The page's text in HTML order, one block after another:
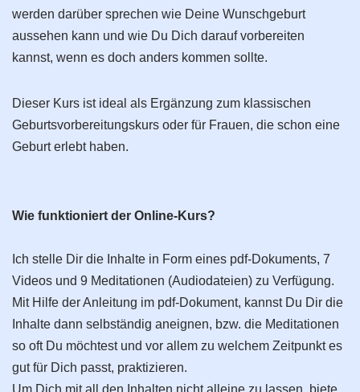
werden darüber sprechen wie Deine Wunschgeburt
aussehen kann und wie Du Dich darauf vorbereiten
kannst, wenn es doch anders kommen sollte.
Dieser Kurs ist ideal als Ergänzung zum klassischen
Geburts­vorbereitungs­kurs oder für Frauen, die schon eine
Geburt erlebt haben.
Wie funktioniert der Online-Kurs?
Ich stelle Dir die Inhalte in Form eines pdf-Dokuments, 7
Videos und 9 Meditationen (Audiodateien) zu Verfügung.
Mit Hilfe der Anleitung im pdf-Dokument, kannst Du Dir die
Inhalte dann selbständig aneignen, bzw. die Meditationen
so oft Du möchtest und vor allem zu welchem Zeitpunkt es
gut für Dich passt, praktizieren.
Um Dich mit all den Inhalten nicht alleine zu lassen, biete